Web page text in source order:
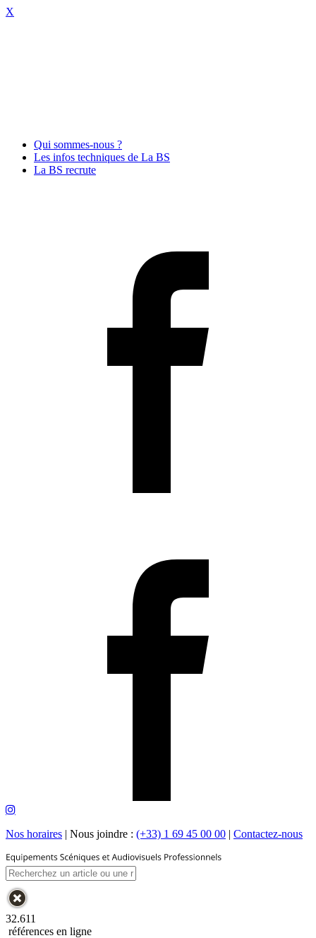
X
Qui sommes-nous ?
Les infos techniques de La BS
La BS recrute
Nos horaires | Nous joindre : (+33) 1 69 45 00 00 | Contactez-nous
32.611
références en ligne